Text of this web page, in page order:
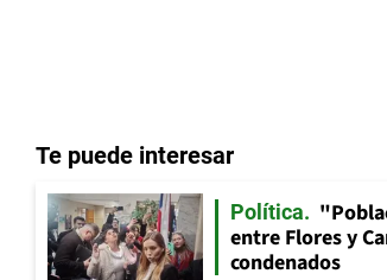
Te puede interesar
Política
entre Flores y
condenados